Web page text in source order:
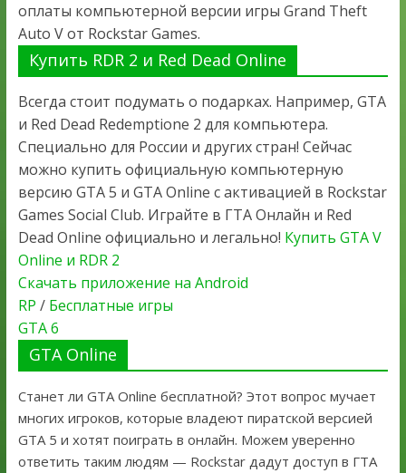
оплаты компьютерной версии игры Grand Theft
Auto V от Rockstar Games.
Купить RDR 2 и Red Dead Online
Всегда стоит подумать о подарках. Например, GTA
и Red Dead Redemptione 2 для компьютера.
Специально для России и других стран! Сейчас
можно купить официальную компьютерную
версию GTA 5 и GTA Online с активацией в Rockstar
Games Social Club. Играйте в ГТА Онлайн и Red
Dead Online официально и легально! Купить GTA V
Online и RDR 2
Скачать приложение на Android
RP / Бесплатные игры
GTA 6
GTA Online
Станет ли GTA Online бесплатной? Этот вопрос мучает
многих игроков, которые владеют пиратской версией
GTA 5 и хотят поиграть в онлайн. Можем уверенно
ответить таким людям — Rockstar дадут доступ в ГТА